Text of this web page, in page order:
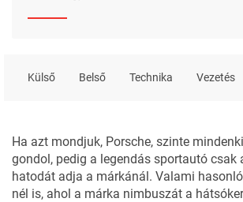
Külső Belső Technika Vezetés
Ha azt mondjuk, Porsche, szinte
gondol, pedig a legendás sportautó csak
hatodát adja a márkánál. Valami
nél is, ahol a márka nimbuszát a